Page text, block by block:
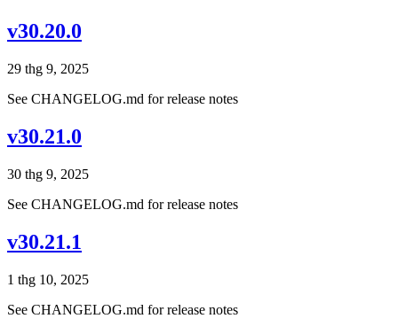
v30.20.0
29 thg 9, 2025
See CHANGELOG.md for release notes
v30.21.0
30 thg 9, 2025
See CHANGELOG.md for release notes
v30.21.1
1 thg 10, 2025
See CHANGELOG.md for release notes